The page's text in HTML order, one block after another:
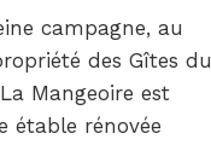
campagne, au
des Gîtes du
Mangeoire est
étable rénovée